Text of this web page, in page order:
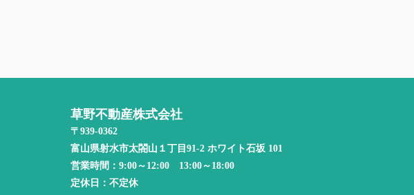
草野不動産株式会社
〒939-0362
富山県射水市太閤山１丁目91-2 ホワイト石坂 101
営業時間： 9:00～12:00 13:00～18:00
定休日： 不定休